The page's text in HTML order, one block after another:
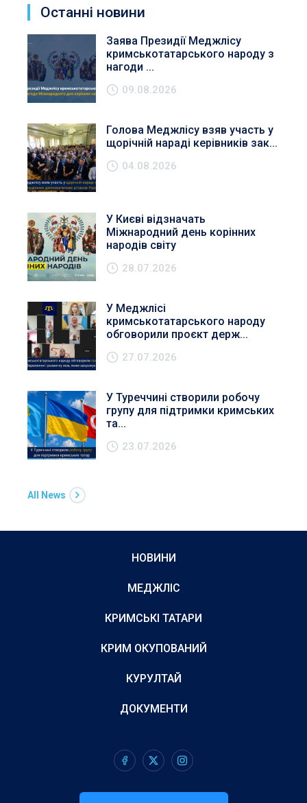
Останні новини
Заява Президії Меджлісу
кримськотатарського народу з
нагоди ...
09.08.2026
Голова Меджлісу взяв участь у
щорічній нараді керівників зак...
04.08.2026
У Києві відзначать
Міжнародний день корінних
народів світу
28.07.2026
У Меджлісі
кримськотатарського народу
обговорили проєкт держ...
27.07.2026
У Туреччині створили робочу
групу для підтримки кримських
та...
23.07.2026
All News
НОВИНИ
МЕДЖЛІС
КРИМСЬКІ ТАТАРИ
КРИМ ОКУПОВАНИЙ
КУРУЛТАЙ
ДОКУМЕНТИ